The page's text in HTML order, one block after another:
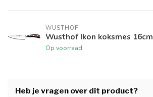
WUSTHOF
Wusthof Ikon koksmes 16cm
Op voorraad
Heb je vragen over dit product?